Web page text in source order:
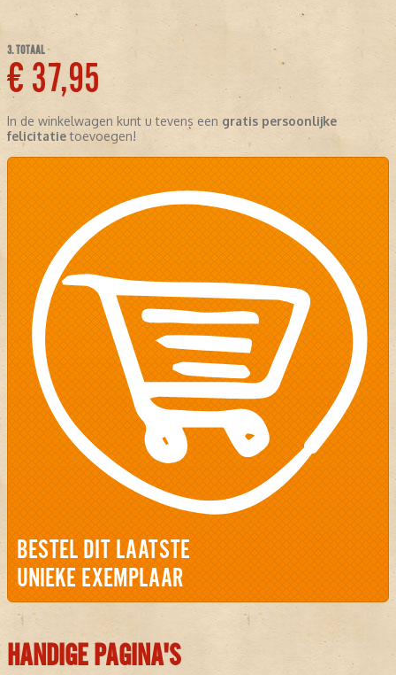
3. TOTAAL
€ 37,95
In de winkelwagen kunt u tevens een gratis persoonlijke
felicitatietoevoegen!
BESTEL DIT LAATSTE
UNIEKE EXEMPLAAR
HANDIGE PAGINA'S